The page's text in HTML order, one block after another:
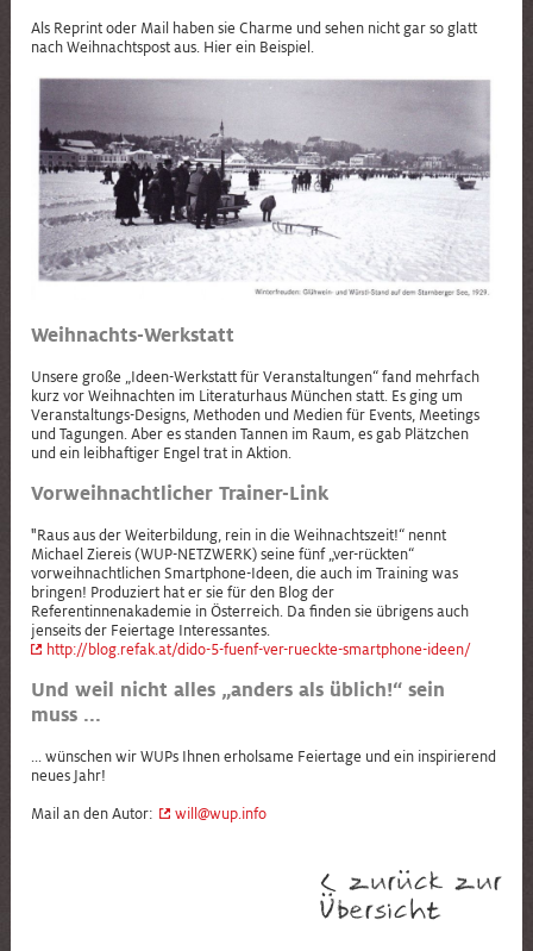
Als Reprint oder Mail haben sie Charme und sehen nicht gar so glatt
nach Weihnachtspost aus. Hier ein Beispiel.
Weihnachts-Werkstatt
Unsere große „Ideen-Werkstatt für Veranstaltungen“ fand mehrfach
kurz vor Weihnachten im Literaturhaus München statt. Es ging um
Veranstaltungs-Designs, Methoden und Medien für Events, Meetings
und Tagungen. Aber es standen Tannen im Raum, es gab Plätzchen
und ein leibhaftiger Engel trat in Aktion.
Vorweihnachtlicher Trainer-Link
"Raus aus der Weiterbildung, rein in die Weihnachtszeit!“ nennt
Michael Ziereis (WUP-NETZWERK) seine fünf „ver-rückten“
vorweihnachtlichen Smartphone-Ideen, die auch im Training was
bringen! Produziert hat er sie für den Blog der
Referentinnenakademie in Österreich. Da finden sie übrigens auch
jenseits der Feiertage Interessantes.
http://blog.refak.at/dido-5-fuenf-ver-rueckte-smartphone-ideen/
Und weil nicht alles „anders als üblich!“ sein
muss ...
... wünschen wir WUPs Ihnen erholsame Feiertage und ein inspirierend
neues Jahr!
Mail an den Autor: will@wup.info
< zurück zur
Übersicht